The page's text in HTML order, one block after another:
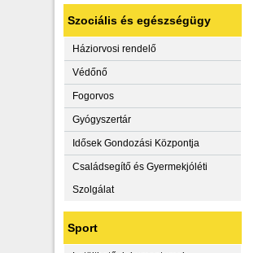
Szociális és egészségügy
Háziorvosi rendelő
Védőnő
Fogorvos
Gyógyszertár
Idősek Gondozási Központja
Családsegítő és Gyermekjóléti
Szolgálat
Sport